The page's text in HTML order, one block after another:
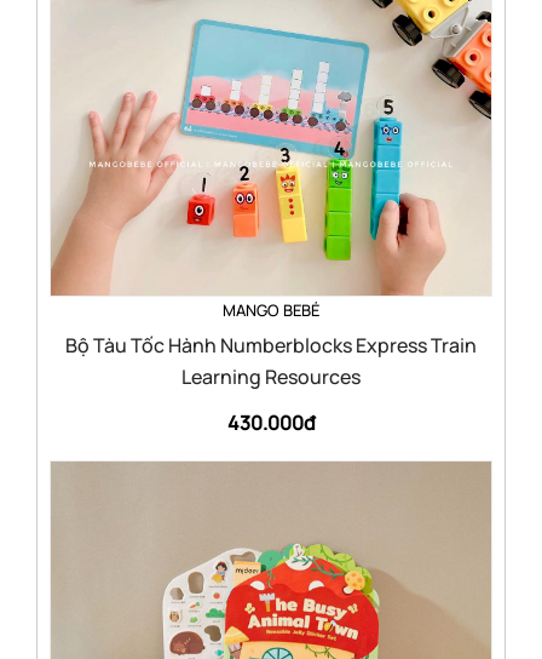
MANGO BEBÉ
Bộ Tàu Tốc Hành Numberblocks Express Train
Learning Resources
430.000đ